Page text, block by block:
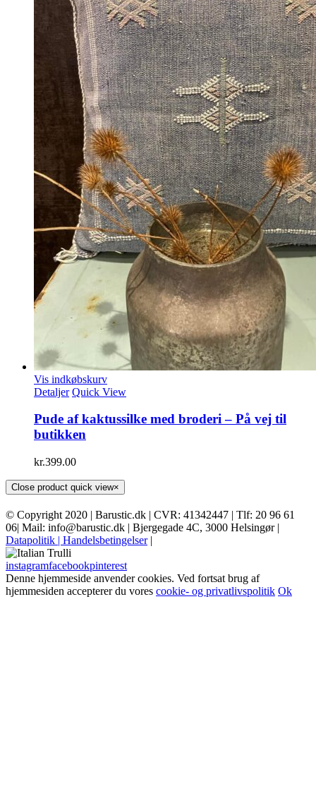
Vis indkøbskurv
Detaljer Quick View
Pude af kaktussilke med broderi – På vej til
butikken
kr.399.00
Close product quick view×
© Copyright 2020 | Barustic.dk | CVR: 41342447 | Tlf: 20 96 61
06| Mail: info@barustic.dk | Bjergegade 4C, 3000 Helsingør |
Datapolitik | Handelsbetingelser|
instagramfacebookpinterest
Denne hjemmeside anvender cookies. Ved fortsat brug af
hjemmesiden accepterer du vores cookie- og privatlivspolitik Ok